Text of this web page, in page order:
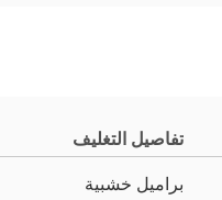
تفاصيل التغليف
براميل خشبية